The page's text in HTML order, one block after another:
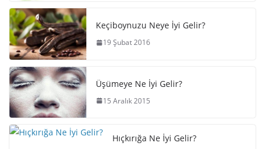
Keçiboynuzu Neye İyi Gelir?
19 Şubat 2016
Üşümeye Ne İyi Gelir?
15 Aralık 2015
Hıçkırığa Ne İyi Gelir?